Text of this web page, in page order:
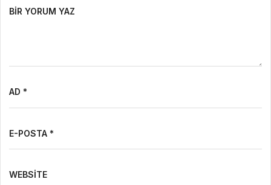
BIR YORUM YAZ
AD *
E-POSTA *
WEBSITE